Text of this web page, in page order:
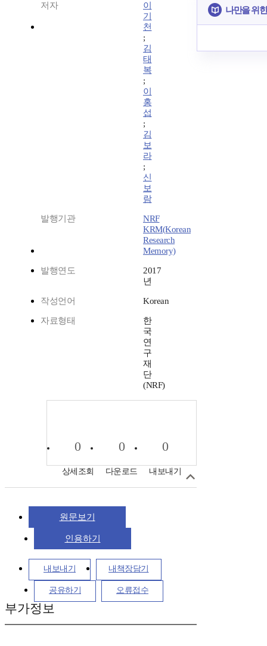
저자
이
기
천
;
김
태
복
;
이
홍
섭
;
김
보
라
;
신
보
람
발행기관
NRF
KRM(Korean
Research
Memory)
발행연도
2017
년
작성언어 Korean
자료형태
한
국
연
구
재
단
(NRF)
0
상세조회
0
다운로드
0
내보내기
원문보기
인용하기
내보내기 내책장담기
공유하기 오류접수
부가정보
나만을 위